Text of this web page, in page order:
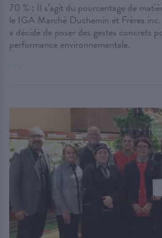
70 % : Il s’agit du pourcentage de
le IGA Marché Duchemin et Frères
a décidé de poser des gestes concrets
performance environnementale.
. . .